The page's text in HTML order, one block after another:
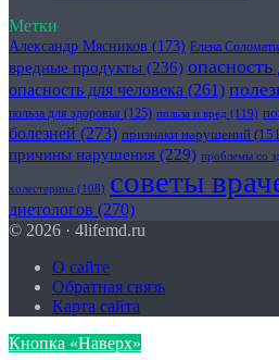
Метки
Александр Мясников (173) Елена
вредные продукты (236) опасность
опасность для человека (261)
польза для здоровья (125) польза и вред (119)
болезней (273) признаки нарушений
причины нарушения (229) проблемы со
холестерина (108) советы
диетологов (270)
© 2026 · 4lifemd.ru
О сайте
Обратная связь
Карта сайта
Кнопка «Наверх»